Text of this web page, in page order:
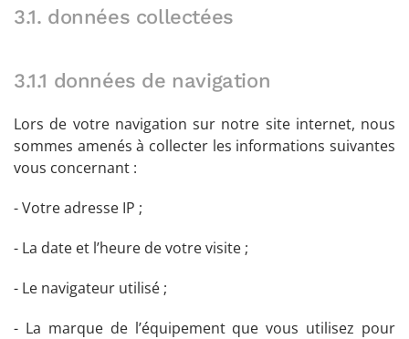
3.1. données collectées
3.1.1 données de navigation
Lors de votre navigation sur notre site internet, nous
sommes amenés à collecter les informations suivantes
vous concernant :
- Votre adresse IP ;
- La date et l’heure de votre visite ;
- Le navigateur utilisé ;
- La marque de l’équipement que vous utilisez pour